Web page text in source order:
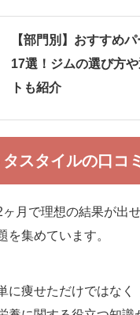
【部門別】おすすめ
17選！ジムの選び方
トも紹介
スタイルの口コ
ヶ月で理想の結果が出
を集めています。
に痩せただけではなく